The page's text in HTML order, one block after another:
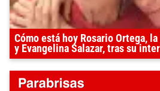
Cómo está hoy Rosario Ortega,
y Evangelina Salazar, tras su